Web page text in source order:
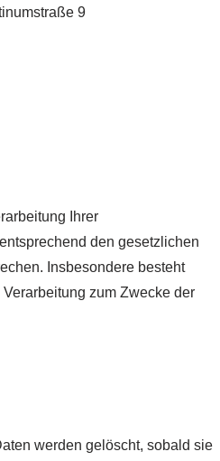
9
Ihrer
den gesetzlichen
Insbesondere besteht
zum Zwecke der
werden gelöscht, sobald sie